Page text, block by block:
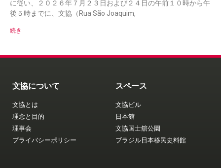
に従い、２０２６年７月２３日および２４日の午前１０時から午
後５時までに、文協（Rua São Joaquim,
続き
文協について
文協とは
理念と目的
理事会
プライバシーポリシー
スペース
文協ビル
日本館
文協国士舘公園
ブラジル日本移民史料館